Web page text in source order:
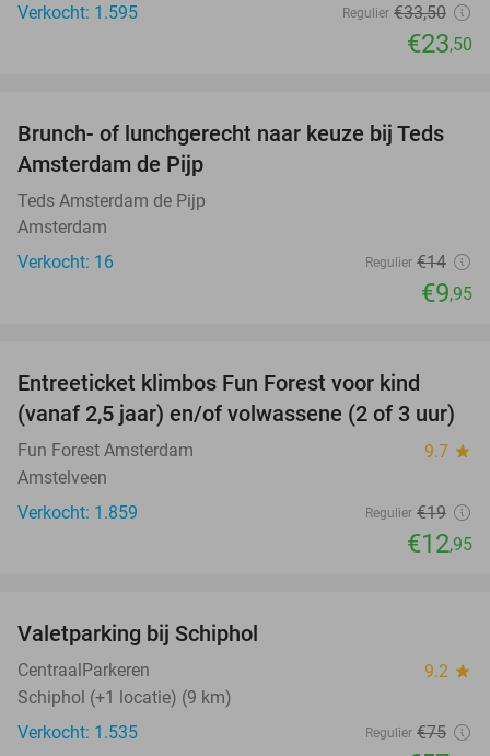
Verkocht: 1.595
Regulier €33,50
€23,50
29%
TODAY
Brunch- of lunchgerecht naar keuze bij Teds
Amsterdam de Pijp
Teds Amsterdam de Pijp
Amsterdam
Verkocht: 16
Regulier €14
€9,95
Entreeticket klimbos Fun Forest voor kind
(vanaf 2,5 jaar) en/of volwassene (2 of 3 uur)
Fun Forest Amsterdam 9.7 star
Amstelveen
Verkocht: 1.859
Regulier €19
€12,95
Valetparking bij Schiphol
CentraalParkeren 9.2 star
Schiphol (+1 locatie) (9 km)
Verkocht: 1.535
Regulier €75